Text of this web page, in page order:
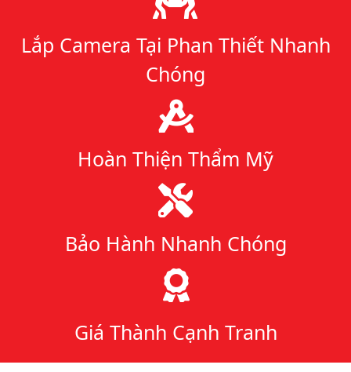
Lắp Camera Tại Phan Thiết Nhanh
Chóng
Hoàn Thiện Thẩm Mỹ
Bảo Hành Nhanh Chóng
Giá Thành Cạnh Tranh